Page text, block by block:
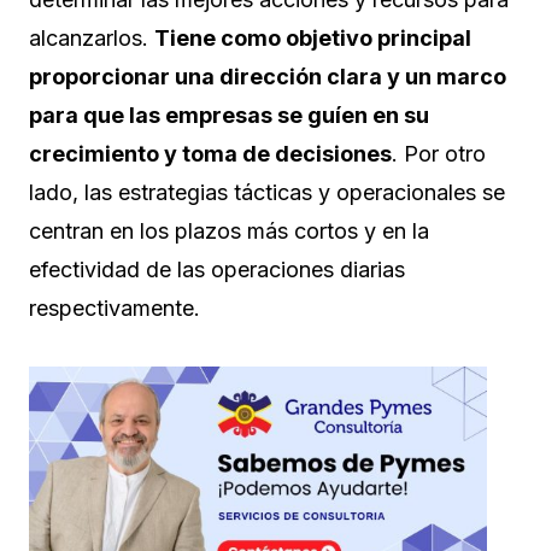
alcanzarlos. Tiene como objetivo principal
proporcionar una dirección clara y un marco
para que las empresas se guíen en su
crecimiento y toma de decisiones. Por otro
lado, las estrategias tácticas y operacionales se
centran en los plazos más cortos y en la
efectividad de las operaciones diarias
respectivamente.